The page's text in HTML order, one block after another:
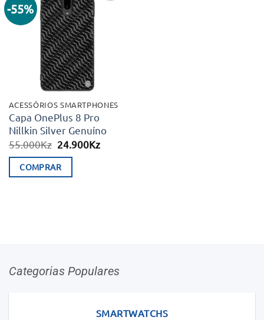
-55%
Adicionar
aos meus
desejos
ACESSÓRIOS SMARTPHONES
Capa OnePlus 8 Pro
Nillkin Silver Genuíno
55.000Kz O
original
era:
24.900KzO
COMPRAR
Categorias Populares
SMARTWATCHS